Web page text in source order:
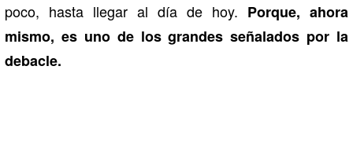
poco, hasta llegar al día de hoy. Porque, ahora
mismo, es uno de los grandes señalados por la
debacle.